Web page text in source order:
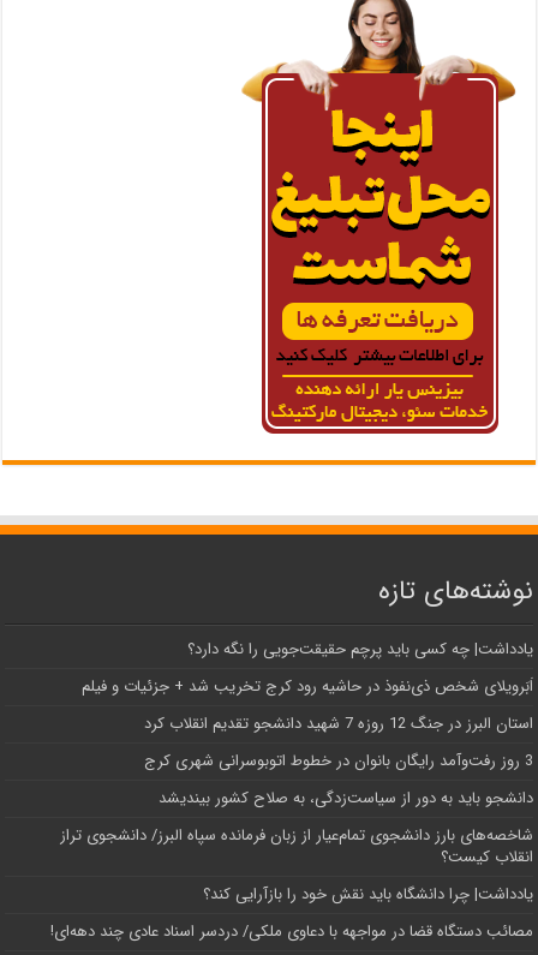
نوشته‌های تازه
یادداشت| ‌چه کسی باید پرچم حقیقت‌جویی را نگه دارد؟
اَبَر‌ویلای شخص ذی‌نفوذ در حاشیه‌ رود کرج تخریب شد + جزئیات و فیلم
استان البرز در جنگ 12 روزه 7 شهید دانشجو تقدیم انقلاب کرد
3 روز رفت‌وآمد رایگان بانوان در خطوط اتوبوسرانی شهری کرج
دانشجو باید به دور از سیاست‌زدگی، به صلاح کشور بیندیشد
شاخصه‌های بارز دانشجوی تمام‌عیار از زبان فرمانده سپاه البرز/ دانشجوی تراز
انقلاب کیست؟
یادداشت| چرا دانشگاه باید نقش خود را بازآرایی کند؟
مصائب دستگاه قضا در مواجهه با دعاوی ملکی/ دردسر اسناد عادی چند‌ دهه‌ای!